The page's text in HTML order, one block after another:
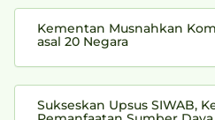
Kementan Musnahkan
asal 20 Negara
Sukseskan Upsus SIWAB,